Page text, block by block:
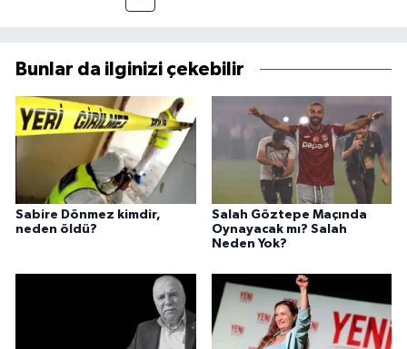
Bunlar da ilginizi çekebilir
Sabire Dönmez kimdir,
neden öldü?
Salah Göztepe Maçında
Oynayacak mı? Salah
Neden Yok?